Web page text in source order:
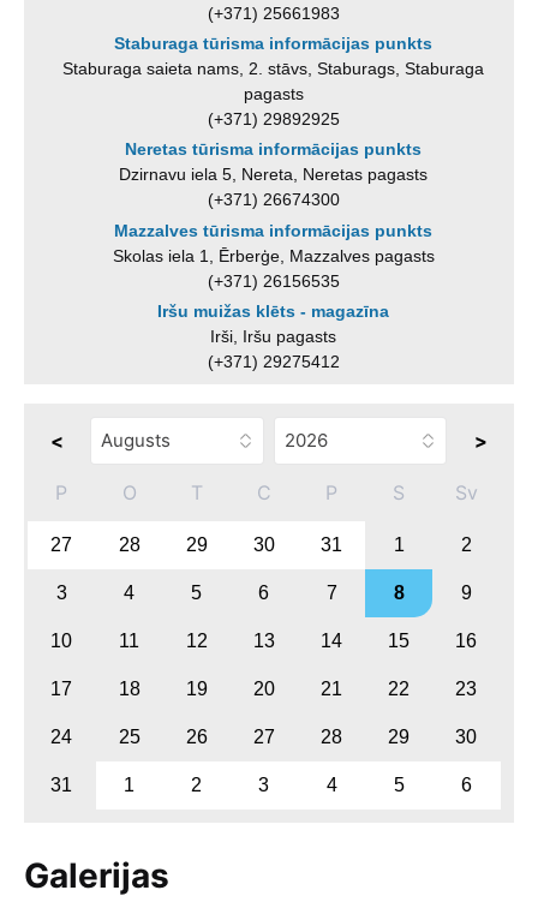
(+371) 25661983
Staburaga tūrisma informācijas punkts
Staburaga saieta nams, 2. stāvs, Staburags, Staburaga
pagasts
(+371) 29892925
Neretas tūrisma informācijas punkts
Dzirnavu iela 5, Nereta, Neretas pagasts
(+371) 26674300
Mazzalves tūrisma informācijas punkts
Skolas iela 1, Ērberģe, Mazzalves pagasts
(+371) 26156535
Iršu muižas klēts - magazīna
Irši, Iršu pagasts
(+371) 29275412
< >
P O T C P S Sv
27 28 29 30 31 1 2
3 4 5 6 7 8 9
10 11 12 13 14 15 16
17 18 19 20 21 22 23
24 25 26 27 28 29 30
31 1 2 3 4 5 6
Galerijas